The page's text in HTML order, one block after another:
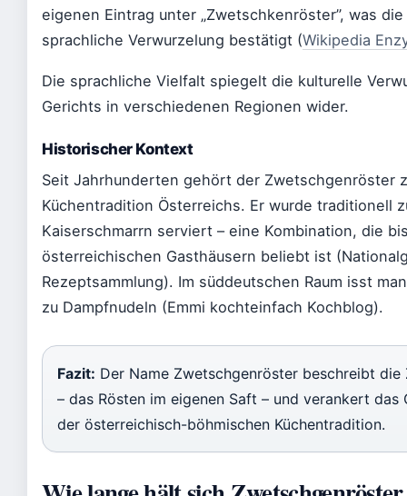
eigenen Eintrag unter „Zwetschkenröster”, was
sprachliche Verwurzelung bestätigt (Wikipedia
Die sprachliche Vielfalt spiegelt die kulturelle
Gerichts in verschiedenen Regionen wider.
Historischer Kontext
Seit Jahrhunderten gehört der Zwetschgenröster
Küchentradition Österreichs. Er wurde traditionell
Kaiserschmarrn serviert – eine Kombination, die
österreichischen Gasthäusern beliebt ist
Rezeptsammlung). Im süddeutschen Raum isst
zu Dampfnudeln (Emmi kochteinfach Kochblog).
Fazit: Der Name Zwetschgenröster beschreibt
– das Rösten im eigenen Saft – und verankert das
der österreichisch-böhmischen Küchentradition.